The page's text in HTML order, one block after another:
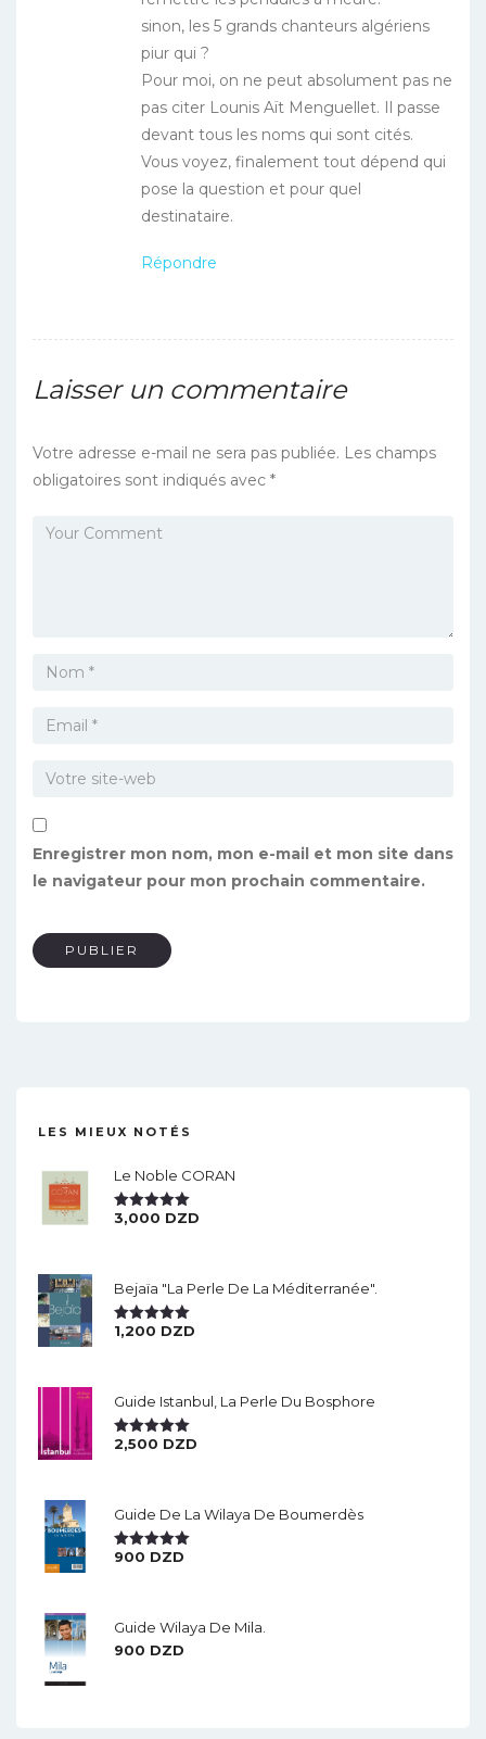
sinon, les 5 grands chanteurs algériens
piur qui ?
Pour moi, on ne peut absolument pas ne
pas citer Lounis Aït Menguellet. Il passe
devant tous les noms qui sont cités.
Vous voyez, finalement tout dépend qui
pose la question et pour quel
destinataire.
Répondre
Laisser un commentaire
Votre adresse e-mail ne sera pas publiée. Les champs
obligatoires sont indiqués avec *
Enregistrer mon nom, mon e-mail et mon site dans
le navigateur pour mon prochain commentaire.
LES MIEUX NOTÉS
Le Noble CORAN
Note5.00
3,000 DZD
Bejaïa "la Perle De La Méditerranée".
Note5.00
1,200 DZD
Guide Istanbul, La Perle Du Bosphore
Note5.00
2,500 DZD
Guide De La Wilaya De Boumerdès
Note
5.00
900 DZD
Guide Wilaya De Mila.
900 DZD